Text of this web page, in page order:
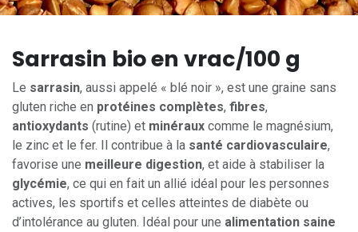
Sarrasin bio en vrac/100 g
Le sarrasin, aussi appelé « blé noir », est une graine sans
gluten riche en protéines complètes, fibres,
antioxydants (rutine) et minéraux comme le magnésium,
le zinc et le fer. Il contribue à la santé cardiovasculaire,
favorise une meilleure digestion, et aide à stabiliser la
glycémie, ce qui en fait un allié idéal pour les personnes
actives, les sportifs et celles atteintes de diabète ou
d’intolérance au gluten. Idéal pour une alimentation saine